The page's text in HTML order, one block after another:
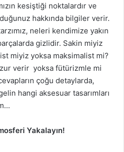
kesiştiği noktalardır ve
hakkında bilgiler verir.
neleri kendimize yakın
gizlidir. Sakin miyiz
miyiz yoksa maksimalist mi?
verir yoksa fütürizmle mi
çoğu detaylarda,
hangi aksesuar tasarımları
Yakalayın!